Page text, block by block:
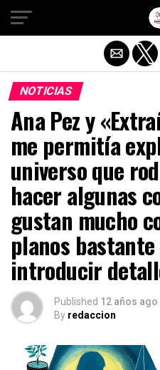
NOTICIAS
Ana Pez y
me permitía
universo que
hacer algunas
gustan mucho
planos
introducir
Published 12 años ago
By redaccion
Salir de la